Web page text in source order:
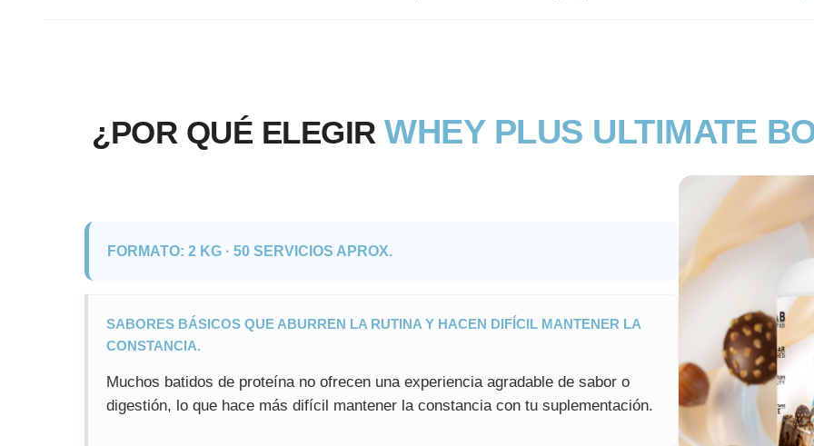
¿POR QUÉ ELEGIRWHEY PLUS ULTIMATE
FORMATO: 2 KG · 50 SERVICIOS APROX.
SABORES BÁSICOS QUE ABURREN LA RUTINA Y HACEN DIFÍCIL MANTENER LA
CONSTANCIA.
Muchos batidos de proteína no ofrecen una experiencia agradable de sabor o
digestión, lo que hace más difícil mantener la constancia con tu suplementación.